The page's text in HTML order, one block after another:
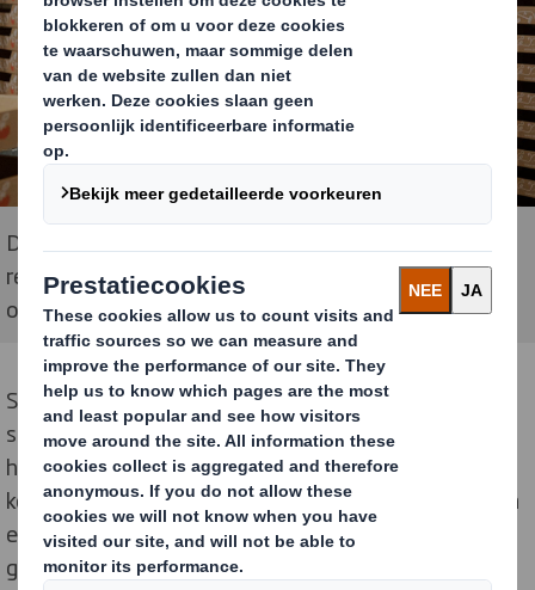
De nieuwe verpakking is gemaakt van 100%
recycleerbaar karton en wordt plat in plaats van
opgezet aangeleverd
Stoffels gebruikte tot voor kort trays in verschillende
soorten, maten en papierkwaliteiten. Door elke stap in
het logistieke proces nauwkeurig in kaart te brengen,
konden beide bedrijven de verpakking standaardiseren
en de papierkwaliteit optimaliseren zodat onnodig
gebruik van materialen wordt vermeden. De nieuwe